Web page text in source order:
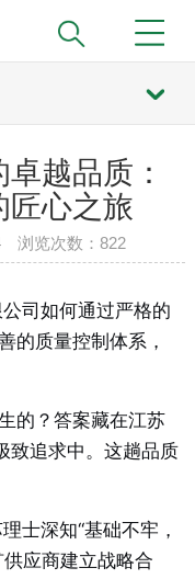
越品质：
匠心之旅
浏览次数：822
司如何通过严格的
的质量控制体系，
的？答案藏在江苏
致追求中。这趟品质
士深知“基础不牢，
应商建立战略合